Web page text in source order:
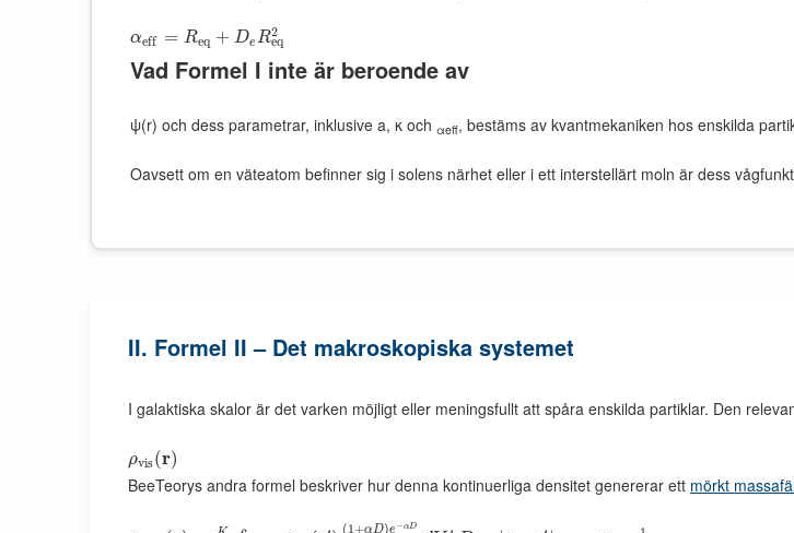
αeff = Req + DeR2
eq
Vad Formel I inte är beroende av
ψ(r) och dess parametrar, inklusive a, κ och αeff, bestäms av kvantmekaniken hos enskilda
Oavsett om en väteatom befinner sig i solens närhet eller i ett interstellärt moln är dess
II. Formel II – Det makroskopiska systemet
I galaktiska skalor är det varken möjligt eller meningsfullt att spåra enskilda partiklar. Den
ρvis(r)
BeeTeorys andra formel beskriver hur denna kontinuerliga densitet genererar ett mörkt
(1+αD)e −αD